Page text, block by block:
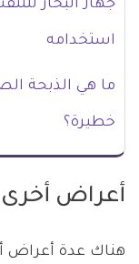
جهاز البخار
استخدامه
ما هي الذبحة
خطيرة؟
أعراض أخرى
هناك عدة أعراض